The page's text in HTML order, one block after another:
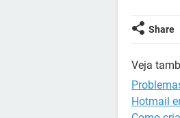
Share
Veja
Hotmail